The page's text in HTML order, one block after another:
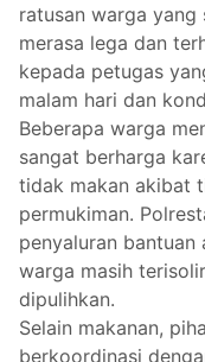
ratusan warga yang
merasa lega dan
kepada petugas
malam hari dan
Beberapa warga
sangat berharga
tidak makan akibat
permukiman.
penyaluran bantuan
warga masih
dipulihkan.
Selain makanan,
berkoordinasi